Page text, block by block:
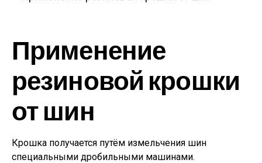
Применение
резиновой крошки
от шин
Крошка получается путём измельчения шин
специальными дробильными машинами.